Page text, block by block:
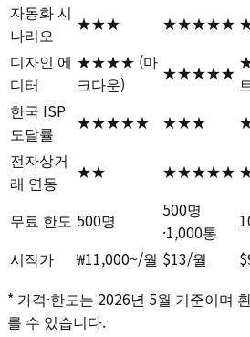
자동화 시
나리오
★★★ ★★★★★
디자인 에
디터
★★★★ (마
크다운)
★★★★★
한국 ISP
도달률
★★★★★ ★★★
전자상거
래 연동
★★ ★★★★★
무료 한도 500명
500명
·1,000통
시작가
₩11,000~/월 $13/월
* 가격·한도는 2026년 5월 기준이며
를 수 있습니다.